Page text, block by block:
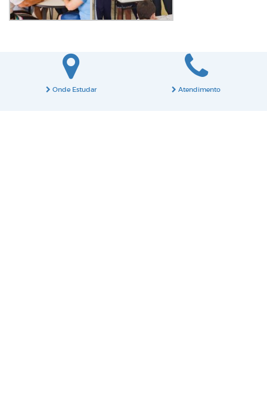
Onde Estudar Atendimento